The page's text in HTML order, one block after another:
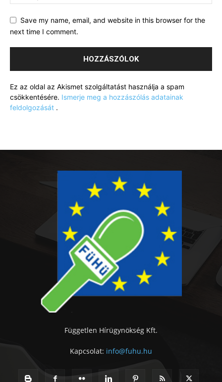
Save my name, email, and website in this browser for the
next time I comment.
Ez az oldal az Akismet szolgáltatást használja a spam
csökkentésére. Ismerje meg a hozzászólás adatainak
feldolgozását .
Független Hírügynökség Kft.
Kapcsolat: info@fuhu.hu